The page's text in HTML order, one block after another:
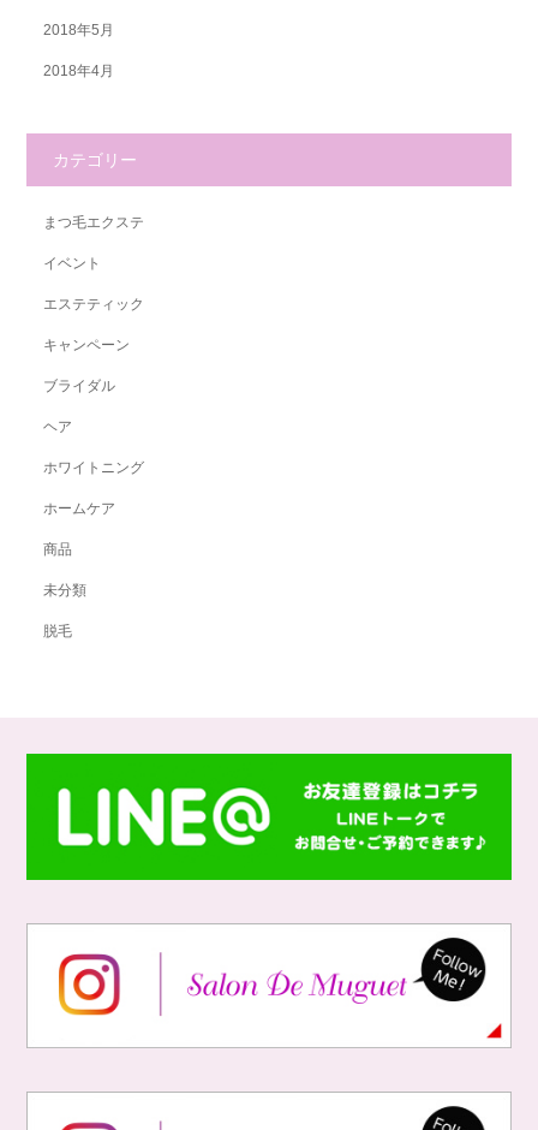
2018年5月
2018年4月
カテゴリー
まつ毛エクステ
イベント
エステティック
キャンペーン
ブライダル
ヘア
ホワイトニング
ホームケア
商品
未分類
脱毛